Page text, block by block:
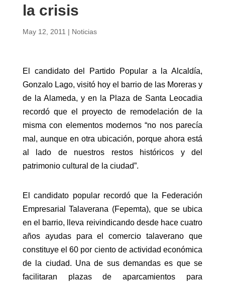
la crisis
May 12, 2011 | Noticias
El candidato del Partido Popular a la Alcaldía,
Gonzalo Lago, visitó hoy el barrio de las Moreras y
de la Alameda, y en la Plaza de Santa Leocadia
recordó que el proyecto de remodelación de la
misma con elementos modernos “no nos parecía
mal, aunque en otra ubicación, porque ahora está
al lado de nuestros restos históricos y del
patrimonio cultural de la ciudad”.
El candidato popular recordó que la Federación
Empresarial Talaverana (Fepemta), que se ubica
en el barrio, lleva reivindicando desde hace cuatro
años ayudas para el comercio talaverano que
constituye el 60 por ciento de actividad económica
de la ciudad. Una de sus demandas es que se
facilitaran plazas de aparcamientos para